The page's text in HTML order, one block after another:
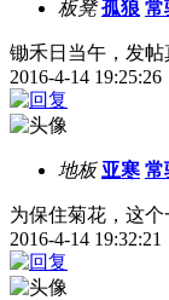
板凳 孤狼 常
锄禾日当午，发帖
2016-4-14 19:25:26
地板 亚寒 常
为保住菊花，这个
2016-4-14 19:32:21